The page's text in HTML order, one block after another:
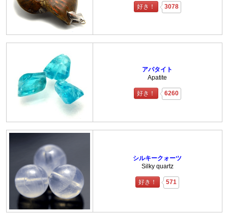
好き！ 3078
アパタイト
Apatite
好き！ 6260
シルキークォーツ
Silky quartz
好き！ 571